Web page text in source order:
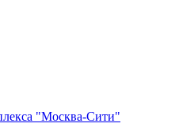
"Москва-Сити"